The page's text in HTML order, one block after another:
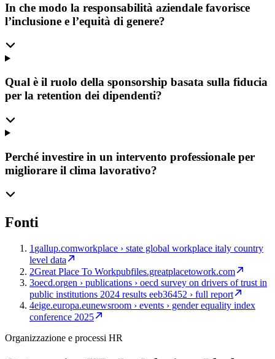
In che modo la responsabilità aziendale favorisce
l’inclusione e l’equità di genere?
Qual è il ruolo della sponsorship basata sulla fiducia
per la retention dei dipendenti?
Perché investire in un intervento professionale per
migliorare il clima lavorativo?
Fonti
1 gallup.comworkplace › state global workplace italy country
level data
2Great Place To Workpubfiles.greatplacetowork.com
3oecd.orgen › publications › oecd survey on drivers of trust in
public institutions 2024 results eeb36452 › full report
4eige.europa.eunewsroom › events › gender equality index
conference 2025
Organizzazione e processi HR